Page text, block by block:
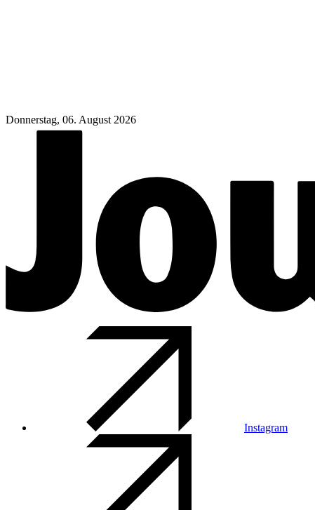
Donnerstag, 06. August 2026
Instagram